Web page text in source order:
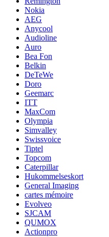
Nokia
AEG
Anycool
Audioline
Auro
Bea Fon
Belkin
DeTeWe
Doro
Geemarc
ITT
MaxCom
Olympia
Simvalley
Swissvoice
Tiptel
Topcom
Caterpillar
Hukommelseskort
General Imaging
cartes mémoire
Evolveo
SJCAM
QUMOX
Actionpro